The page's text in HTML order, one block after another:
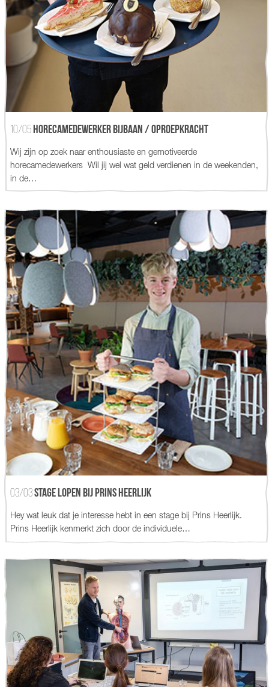
10/05Horecamedewerker bijbaan / oproepkracht
Wij zijn op zoek naar enthousiaste en gemotiveerde
horecamedewerkers Wil jij wel wat geld verdienen in de weekenden,
in de…
03/03Stage lopen bij prins heerlijk
Hey wat leuk dat je interesse hebt in een stage bij Prins Heerlijk.
Prins Heerlijk kenmerkt zich door de individuele…